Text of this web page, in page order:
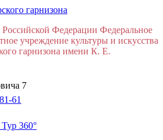
Федерации Федеральное
учреждение культуры и искусства
гарнизона имени К. Е.
7
61
Тур 360°